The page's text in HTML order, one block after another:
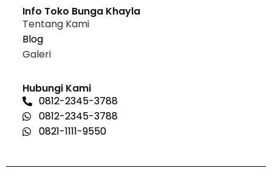
Info Toko Bunga Khayla
Tentang Kami
Blog
Galeri
Hubungi Kami
0812-2345-3788
0812-2345-3788
0821-1111-9550